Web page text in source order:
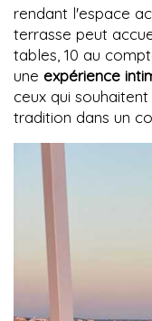
rendant l'espace
terrasse peut
tables, 10 au
une expérience
ceux qui
tradition dans un